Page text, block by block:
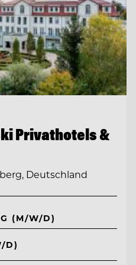
Privathotels &
Deutschland
(M/W/D)
D)